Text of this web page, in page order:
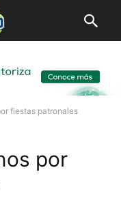
fiestas patronales
por